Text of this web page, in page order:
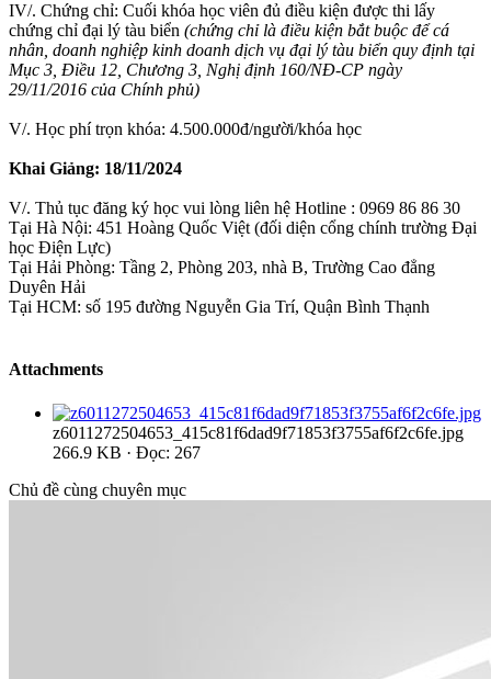
IV/. Chứng chỉ: Cuối khóa học viên đủ điều kiện được thi lấy
chứng chỉ đại lý tàu biển (chứng chỉ là điều kiện bắt buộc để cá
nhân, doanh nghiệp kinh doanh dịch vụ đại lý tàu biển quy định tại
Mục 3, Điều 12, Chương 3, Nghị định 160/NĐ-CP ngày
29/11/2016 của Chính phủ)
V/. Học phí trọn khóa: 4.500.000đ/người/khóa học
Khai Giảng: 18/11/2024
V/. Thủ tục đăng ký học vui lòng liên hệ Hotline : 0969 86 86 30
Tại Hà Nội: 451 Hoàng Quốc Việt (đối diện cổng chính trường Đại
học Điện Lực)
Tại Hải Phòng: Tầng 2, Phòng 203, nhà B, Trường Cao đẳng
Duyên Hải
Tại HCM: số 195 đường Nguyễn Gia Trí, Quận Bình Thạnh
Attachments
z6011272504653_415c81f6dad9f71853f3755af6f2c6fe.jpg
266.9 KB · Đọc: 267
Chủ đề cùng chuyên mục